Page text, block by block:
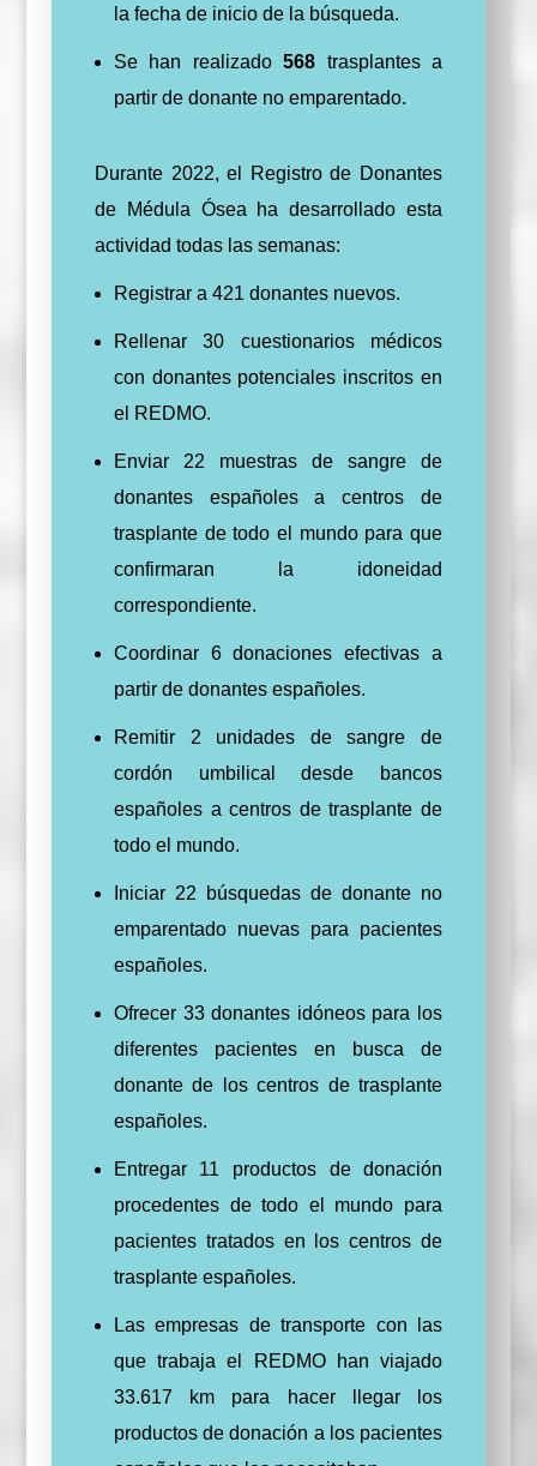
la fecha de inicio de la búsqueda.
Se han realizado568 trasplantes a
partir de donante no emparentado.
Durante 2022, el Registro de Donantes
de Médula Ósea ha desarrollado esta
actividad todas las semanas:
Registrar a 421 donantes nuevos.
Rellenar 30 cuestionarios médicos
con donantes potenciales inscritos en
el REDMO.
Enviar 22 muestras de sangre de
donantes españoles a centros de
trasplante de todo el mundo para que
confirmaran la idoneidad
correspondiente.
Coordinar 6 donaciones efectivas a
partir de donantes españoles.
Remitir 2 unidades de sangre de
cordón umbilical desde bancos
españoles a centros de trasplante de
todo el mundo.
Iniciar 22 búsquedas de donante no
emparentado nuevas para pacientes
españoles.
Ofrecer 33 donantes idóneos para los
diferentes pacientes en busca de
donante de los centros de trasplante
españoles.
Entregar 11 productos de donación
procedentes de todo el mundo para
pacientes tratados en los centros de
trasplante españoles.
Las empresas de transporte con las
que trabaja el REDMO han viajado
33.617 km para hacer llegar los
productos de donación a los pacientes